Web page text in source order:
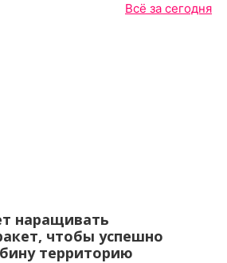
Всё за сегодня
наращивать
чтобы успешно
территорию